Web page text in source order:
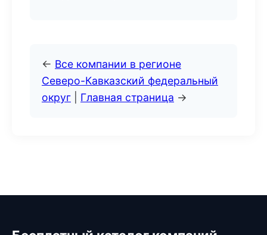
← Все компании в регионе
Северо-Кавказский федеральный
округ
Главная страница →